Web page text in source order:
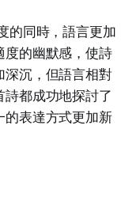
的同時，語言更加
度的幽默感，使詩
深沉，但語言相對
都成功地探討了
的表達方式更加新